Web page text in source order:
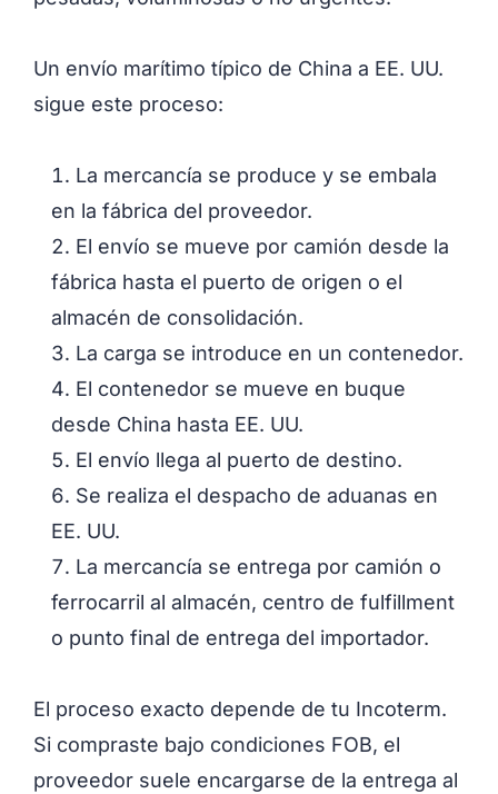
Un envío marítimo típico de China a EE. UU.
sigue este proceso:
La mercancía se produce y se embala
en la fábrica del proveedor.
El envío se mueve por camión desde la
fábrica hasta el puerto de origen o el
almacén de consolidación.
La carga se introduce en un contenedor.
El contenedor se mueve en buque
desde China hasta EE. UU.
El envío llega al puerto de destino.
Se realiza el despacho de aduanas en
EE. UU.
La mercancía se entrega por camión o
ferrocarril al almacén, centro de fulfillment
o punto final de entrega del importador.
El proceso exacto depende de tu Incoterm.
Si compraste bajo condiciones FOB, el
proveedor suele encargarse de la entrega al